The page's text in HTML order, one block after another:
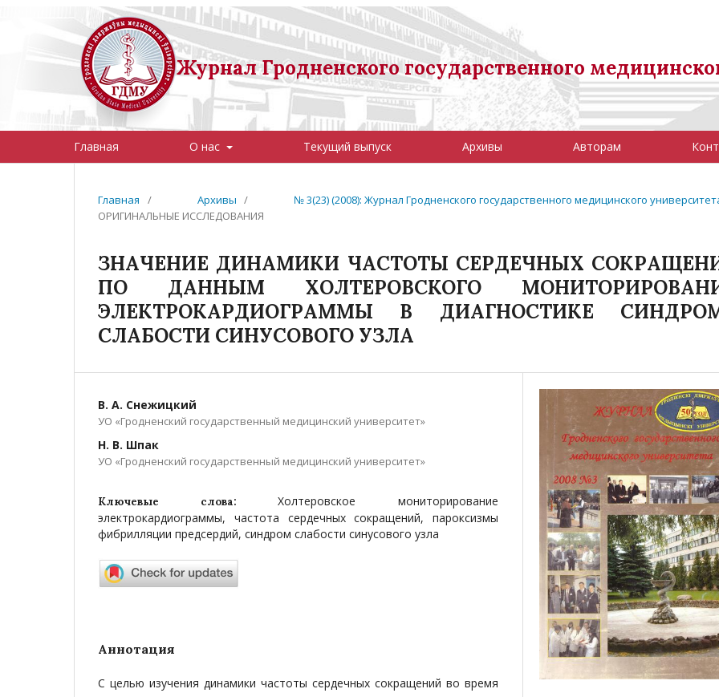
Журнал Гродненского государственного
Главная О нас Текущий выпуск Архивы Авторам
Главная / Архивы / № 3(23) (2008): Журнал Гродненского государственного медицинского
ОРИГИНАЛЬНЫЕ ИССЛЕДОВАНИЯ
ЗНАЧЕНИЕ ДИНАМИКИ ЧАСТОТЫ СЕРДЕЧНЫХ
ПО ДАННЫМ ХОЛТЕРОВСКОГО
ЭЛЕКТРОКАРДИОГРАММЫ В ДИАГНОСТИКЕ
СЛАБОСТИ СИНУСОВОГО УЗЛА
В. А. Снежицкий
УО «Гродненский государственный медицинский университет»
Н. В. Шпак
УО «Гродненский государственный медицинский университет»
Ключевые слова:Холтеровское мониторирование
электрокардиограммы, частота сердечных сокращений, пароксизмы
фибрилляции предсердий, синдром слабости синусового узла
Аннотация
С целью изучения динамики частоты сердечных сокращений во время